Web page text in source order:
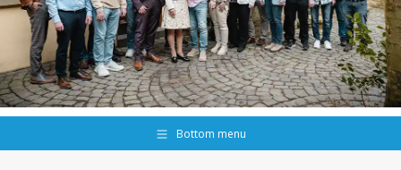
Bottom menu